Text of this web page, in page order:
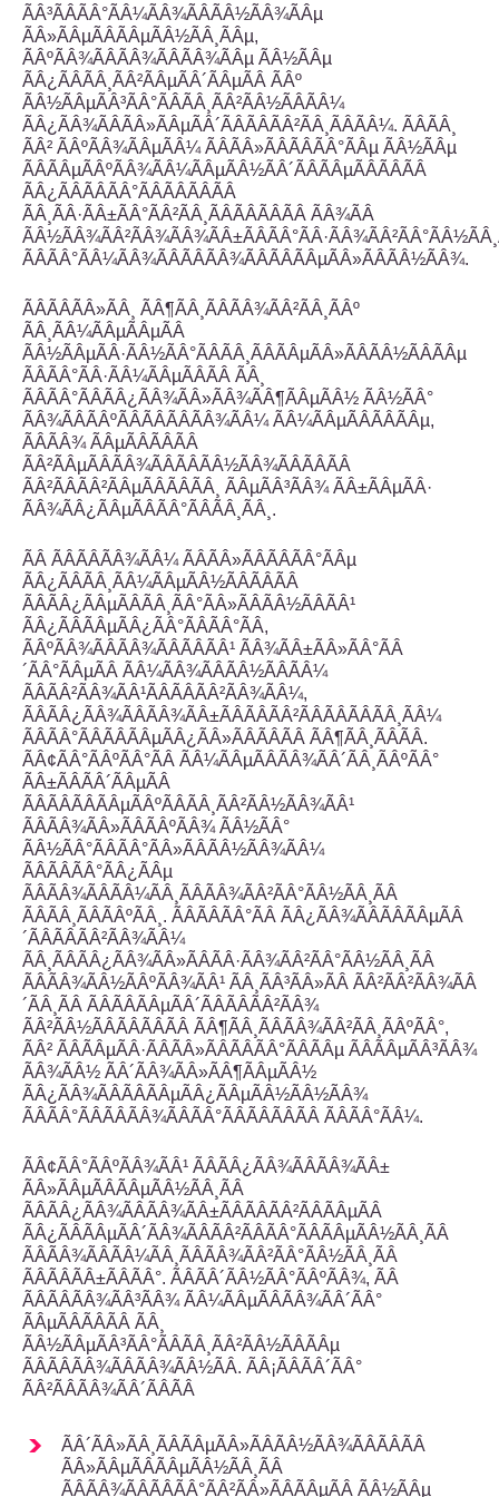
ÃÂ³ÃÂÃÂ°ÃÂ¼ÃÂ¾ÃÂÃÂ½ÃÂ¾ÃÂµ
ÃÂ»ÃÂµÃÂÃÂµÃÂ½ÃÂ¸ÃÂµ,
ÃÂºÃÂ¾ÃÂÃÂ¾ÃÂÃÂ¾ÃÂµ ÃÂ½ÃÂµ
ÃÂ¿ÃÂÃÂ¸ÃÂ²ÃÂµÃÂ´ÃÂµÃÂ ÃÂº
ÃÂ½ÃÂµÃÂ³ÃÂ°ÃÂÃÂ¸ÃÂ²ÃÂ½ÃÂÃÂ¼
ÃÂ¿ÃÂ¾ÃÂÃÂ»ÃÂµÃÂ´ÃÂÃÂÃÂ²ÃÂ¸ÃÂÃÂ¼. ÃÂÃÂ¸
ÃÂ² ÃÂºÃÂ¾ÃÂµÃÂ¼ ÃÂÃÂ»ÃÂÃÂÃÂ°ÃÂµ ÃÂ½ÃÂµ
ÃÂÃÂµÃÂºÃÂ¾ÃÂ¼ÃÂµÃÂ½ÃÂ´ÃÂÃÂµÃÂÃÂÃÂ
ÃÂ¿ÃÂÃÂÃÂ°ÃÂÃÂÃÂÃÂ
ÃÂ¸ÃÂ·ÃÂ±ÃÂ°ÃÂ²ÃÂ¸ÃÂÃÂÃÂÃÂ ÃÂ¾ÃÂ
ÃÂÃÂ°ÃÂ¼ÃÂ¾ÃÂÃÂÃÂ¾ÃÂÃÂÃÂµÃÂ»ÃÂÃÂ½ÃÂ¾.
ÃÂÃÂÃÂ»ÃÂ¸ ÃÂ¶ÃÂ¸ÃÂÃÂ¾ÃÂ²ÃÂ¸ÃÂº
ÃÂ¸ÃÂ¼ÃÂµÃÂµÃÂ
ÃÂ½ÃÂµÃÂ·ÃÂ½ÃÂ°ÃÂÃÂ¸ÃÂÃÂµÃÂ»ÃÂÃÂ½ÃÂÃÂµ
ÃÂÃÂ°ÃÂ·ÃÂ¼ÃÂµÃÂÃÂ ÃÂ¸
ÃÂÃÂ°ÃÂÃÂ¿ÃÂ¾ÃÂ»ÃÂ¾ÃÂ¶ÃÂµÃÂ½ ÃÂ½ÃÂ°
ÃÂ¾ÃÂÃÂºÃÂÃÂÃÂÃÂ¾ÃÂ¼ ÃÂ¼ÃÂµÃÂÃÂÃÂµ,
ÃÂÃÂ¾ ÃÂµÃÂÃÂÃÂ
ÃÂ²ÃÂµÃÂÃÂ¾ÃÂÃÂÃÂ½ÃÂ¾ÃÂÃÂÃÂ
ÃÂ²ÃÂÃÂ²ÃÂµÃÂÃÂÃÂ¸ ÃÂµÃÂ³ÃÂ¾ ÃÂ±ÃÂµÃÂ·
ÃÂ¾ÃÂ¿ÃÂµÃÂÃÂ°ÃÂÃÂ¸ÃÂ¸.
ÃÂ ÃÂÃÂÃÂ¾ÃÂ¼ ÃÂÃÂ»ÃÂÃÂÃÂ°ÃÂµ
ÃÂ¿ÃÂÃÂ¸ÃÂ¼ÃÂµÃÂ½ÃÂÃÂÃÂ
ÃÂÃÂ¿ÃÂµÃÂÃÂ¸ÃÂ°ÃÂ»ÃÂÃÂ½ÃÂÃÂ¹
ÃÂ¿ÃÂÃÂµÃÂ¿ÃÂ°ÃÂÃÂ°ÃÂ,
ÃÂºÃÂ¾ÃÂÃÂ¾ÃÂÃÂÃÂ¹ ÃÂ¾ÃÂ±ÃÂ»ÃÂ°ÃÂ
´ÃÂ°ÃÂµÃÂ ÃÂ¼ÃÂ¾ÃÂÃÂ½ÃÂÃÂ¼
ÃÂÃÂ²ÃÂ¾ÃÂ¹ÃÂÃÂÃÂ²ÃÂ¾ÃÂ¼,
ÃÂÃÂ¿ÃÂ¾ÃÂÃÂ¾ÃÂ±ÃÂÃÂÃÂ²ÃÂÃÂÃÂÃÂ¸ÃÂ¼
ÃÂÃÂ°ÃÂÃÂÃÂµÃÂ¿ÃÂ»ÃÂÃÂÃÂ ÃÂ¶ÃÂ¸ÃÂÃÂ.
ÃÂ¢ÃÂ°ÃÂºÃÂ°ÃÂ ÃÂ¼ÃÂµÃÂÃÂ¾ÃÂ´ÃÂ¸ÃÂºÃÂ°
ÃÂ±ÃÂÃÂ´ÃÂµÃÂ
ÃÂÃÂÃÂÃÂµÃÂºÃÂÃÂ¸ÃÂ²ÃÂ½ÃÂ¾ÃÂ¹
ÃÂÃÂ¾ÃÂ»ÃÂÃÂºÃÂ¾ ÃÂ½ÃÂ°
ÃÂ½ÃÂ°ÃÂÃÂ°ÃÂ»ÃÂÃÂ½ÃÂ¾ÃÂ¼
ÃÂÃÂÃÂ°ÃÂ¿ÃÂµ
ÃÂÃÂ¾ÃÂÃÂ¼ÃÂ¸ÃÂÃÂ¾ÃÂ²ÃÂ°ÃÂ½ÃÂ¸ÃÂ
ÃÂÃÂ¸ÃÂÃÂºÃÂ¸. ÃÂÃÂÃÂ°ÃÂ ÃÂ¿ÃÂ¾ÃÂÃÂÃÂµÃÂ
´ÃÂÃÂÃÂ²ÃÂ¾ÃÂ¼
ÃÂ¸ÃÂÃÂ¿ÃÂ¾ÃÂ»ÃÂÃÂ·ÃÂ¾ÃÂ²ÃÂ°ÃÂ½ÃÂ¸ÃÂ
ÃÂÃÂ¾ÃÂ½ÃÂºÃÂ¾ÃÂ¹ ÃÂ¸ÃÂ³ÃÂ»ÃÂ ÃÂ²ÃÂ²ÃÂ¾ÃÂ
´ÃÂ¸ÃÂ ÃÂÃÂÃÂµÃÂ´ÃÂÃÂÃÂ²ÃÂ¾
ÃÂ²ÃÂ½ÃÂÃÂÃÂÃÂ ÃÂ¶ÃÂ¸ÃÂÃÂ¾ÃÂ²ÃÂ¸ÃÂºÃÂ°,
ÃÂ² ÃÂÃÂµÃÂ·ÃÂÃÂ»ÃÂÃÂÃÂ°ÃÂÃÂµ ÃÂÃÂµÃÂ³ÃÂ¾
ÃÂ¾ÃÂ½ ÃÂ´ÃÂ¾ÃÂ»ÃÂ¶ÃÂµÃÂ½
ÃÂ¿ÃÂ¾ÃÂÃÂÃÂµÃÂ¿ÃÂµÃÂ½ÃÂ½ÃÂ¾
ÃÂÃÂ°ÃÂÃÂÃÂ¾ÃÂÃÂ°ÃÂÃÂÃÂÃÂ ÃÂÃÂ°ÃÂ¼.
ÃÂ¢ÃÂ°ÃÂºÃÂ¾ÃÂ¹ ÃÂÃÂ¿ÃÂ¾ÃÂÃÂ¾ÃÂ±
ÃÂ»ÃÂµÃÂÃÂµÃÂ½ÃÂ¸ÃÂ
ÃÂÃÂ¿ÃÂ¾ÃÂÃÂ¾ÃÂ±ÃÂÃÂÃÂ²ÃÂÃÂµÃÂ
ÃÂ¿ÃÂÃÂµÃÂ´ÃÂ¾ÃÂÃÂ²ÃÂÃÂ°ÃÂÃÂµÃÂ½ÃÂ¸ÃÂ
ÃÂÃÂ¾ÃÂÃÂ¼ÃÂ¸ÃÂÃÂ¾ÃÂ²ÃÂ°ÃÂ½ÃÂ¸ÃÂ
ÃÂÃÂÃÂ±ÃÂÃÂ°. ÃÂÃÂ´ÃÂ½ÃÂ°ÃÂºÃÂ¾, ÃÂ
ÃÂÃÂÃÂ¾ÃÂ³ÃÂ¾ ÃÂ¼ÃÂµÃÂÃÂ¾ÃÂ´ÃÂ°
ÃÂµÃÂÃÂÃÂ ÃÂ¸
ÃÂ½ÃÂµÃÂ³ÃÂ°ÃÂÃÂ¸ÃÂ²ÃÂ½ÃÂÃÂµ
ÃÂÃÂÃÂ¾ÃÂÃÂ¾ÃÂ½ÃÂ. ÃÂ¡ÃÂÃÂ´ÃÂ°
ÃÂ²ÃÂÃÂ¾ÃÂ´ÃÂÃÂ
ÃÂ´ÃÂ»ÃÂ¸ÃÂÃÂµÃÂ»ÃÂÃÂ½ÃÂ¾ÃÂÃÂÃÂ
ÃÂ»ÃÂµÃÂÃÂµÃÂ½ÃÂ¸ÃÂ
ÃÂÃÂ¾ÃÂÃÂÃÂ°ÃÂ²ÃÂ»ÃÂÃÂµÃÂ ÃÂ½ÃÂµ